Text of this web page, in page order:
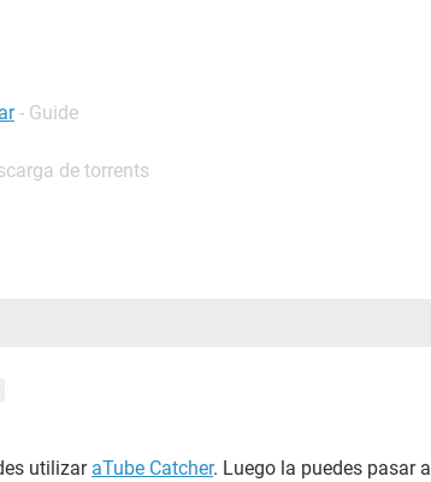
- Guide
de torrents
utilizar aTube Catcher. Luego la puedes pasar a